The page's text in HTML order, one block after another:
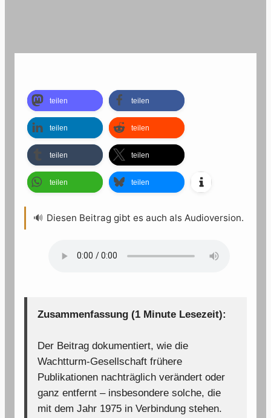
teilen teilen
teilen teilen
teilen teilen
teilen teilen
🔊 Diesen Beitrag gibt es auch als Audioversion.
Zusammenfassung (1 Minute Lesezeit):
Der Beitrag dokumentiert, wie die
Wachtturm-Gesellschaft frühere
Publikationen nachträglich verändert oder
ganz entfernt – insbesondere solche, die
mit dem Jahr 1975 in Verbindung stehen.